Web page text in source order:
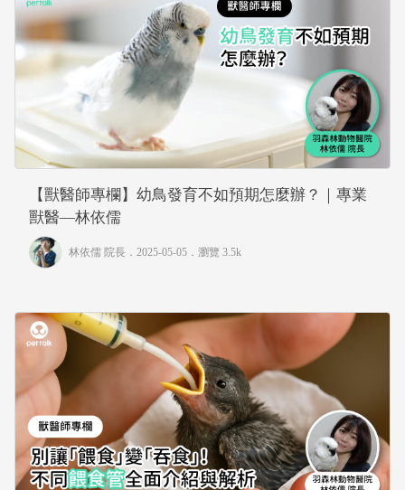
【獸醫師專欄】幼鳥發育不如預期怎麼辦？｜專業
獸醫—林依儒
林依儒 院長 ．2025-05-05． 瀏覽 3.5k